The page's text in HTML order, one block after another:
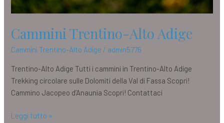
Cammini Trentino-Alto Adige
Cammini Trentino-Alto Adige / admin5776
Trentino-Alto Adige Tutti i cammini in Trentino-Alto Adige
Trekking circolare sulle Dolomiti della Val di Fassa Scopri!
Cammino Jacopeo d’Anaunia Scopri! Contattaci
Leggi tutto »